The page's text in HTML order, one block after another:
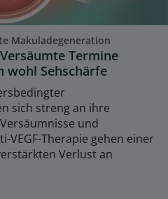
Makuladegeneration
Termine
wohl Sehschärfe
sich streng an ihre
und
VEGF-Therapie gehen einer
Verlust an